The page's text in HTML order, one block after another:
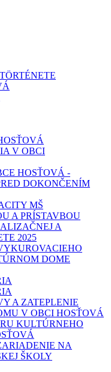
V OBCI
HOSŤOVÁ -
DOKONČENÍM
MŠ
A PRÍSTAVBOU
A
2025
DOME
A ZATEPLENIE
V OBCI HOSŤOVÁ
KULTÚRNEHO
NA
ŠKOLY